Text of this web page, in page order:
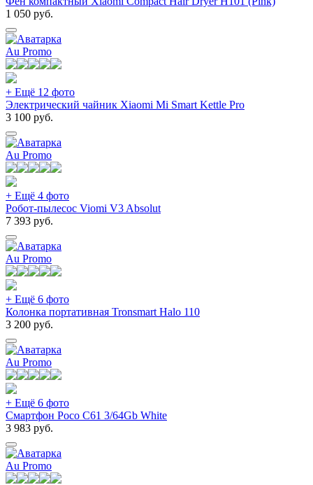
1 050 руб.
Au Promo
+ Ещё 12 фото
Электрический чайник Xiaomi Mi Smart Kettle Pro
3 100 руб.
Au Promo
+ Ещё 4 фото
Робот-пылесос Viomi V3 Absolut
7 393 руб.
Au Promo
+ Ещё 6 фото
Колонка портативная Tronsmart Halo 110
3 200 руб.
Au Promo
+ Ещё 6 фото
Смартфон Poco C61 3/64Gb White
3 983 руб.
Au Promo